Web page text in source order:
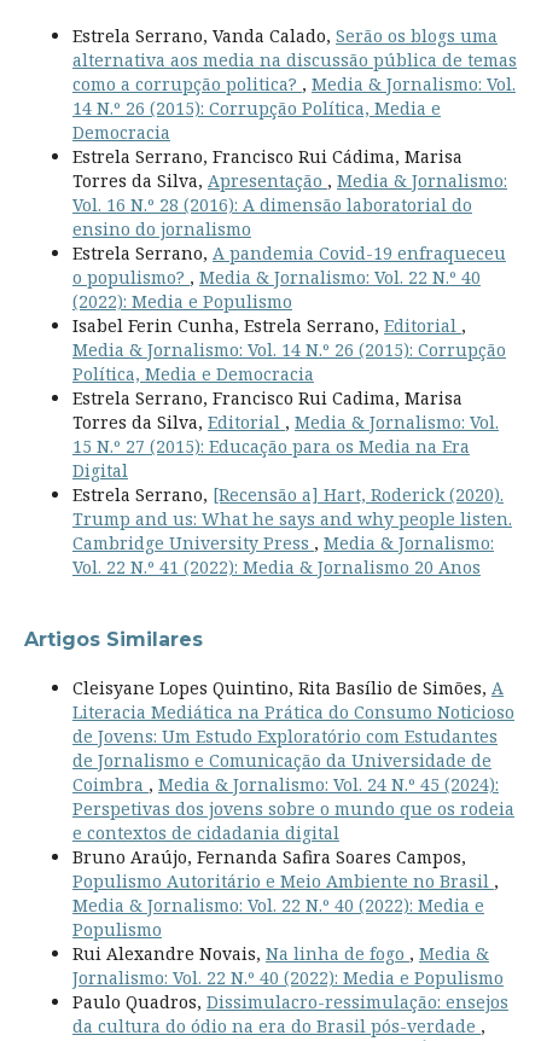
Estrela Serrano, Vanda Calado, Serão os blogs uma
alternativa aos media na discussão pública de temas
como a corrupção politica? , Media & Jornalismo: Vol.
14 N.º 26 (2015): Corrupção Política, Media e
Democracia
Estrela Serrano, Francisco Rui Cádima, Marisa
Torres da Silva, Apresentação , Media & Jornalismo:
Vol. 16 N.º 28 (2016): A dimensão laboratorial do
ensino do jornalismo
Estrela Serrano, A pandemia Covid-19 enfraqueceu
o populismo? , Media & Jornalismo: Vol. 22 N.º 40
(2022): Media e Populismo
Isabel Ferin Cunha, Estrela Serrano, Editorial ,
Media & Jornalismo: Vol. 14 N.º 26 (2015): Corrupção
Política, Media e Democracia
Estrela Serrano, Francisco Rui Cadima, Marisa
Torres da Silva, Editorial , Media & Jornalismo: Vol.
15 N.º 27 (2015): Educação para os Media na Era
Digital
Estrela Serrano, [Recensão a] Hart, Roderick (2020).
Trump and us: What he says and why people listen.
Cambridge University Press , Media & Jornalismo:
Vol. 22 N.º 41 (2022): Media & Jornalismo 20 Anos
Artigos Similares
Cleisyane Lopes Quintino, Rita Basílio de Simões, A
Literacia Mediática na Prática do Consumo Noticioso
de Jovens: Um Estudo Exploratório com Estudantes
de Jornalismo e Comunicação da Universidade de
Coimbra , Media & Jornalismo: Vol. 24 N.º 45 (2024):
Perspetivas dos jovens sobre o mundo que os rodeia
e contextos de cidadania digital
Bruno Araújo, Fernanda Safira Soares Campos,
Populismo Autoritário e Meio Ambiente no Brasil ,
Media & Jornalismo: Vol. 22 N.º 40 (2022): Media e
Populismo
Rui Alexandre Novais, Na linha de fogo , Media &
Jornalismo: Vol. 22 N.º 40 (2022): Media e Populismo
Paulo Quadros, Dissimulacro-ressimulação: ensejos
da cultura do ódio na era do Brasil pós-verdade ,